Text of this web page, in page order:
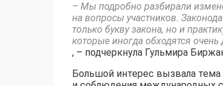
– Мы подробно разбирали
на вопросы участников.
только букву закона, но и
которые иногда обходятся
, – подчеркнула Гульмира
Большой интерес вызвала